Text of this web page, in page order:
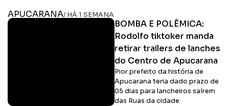
APUCARANA/ HÁ 1 SEMANA
BOMBA E POLÊMICA:
Rodolfo tiktoker manda
retirar trailers de lanches
do Centro de Apucarana
Pior prefeito da história de
Apucarana teria dado prazo de
05 dias para lancheiros saírem
das Ruas da cidade